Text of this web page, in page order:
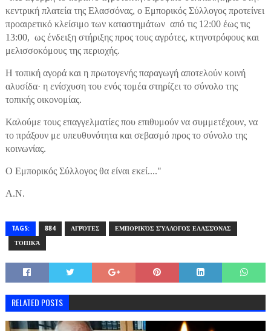
κεντρική πλατεία της Ελασσόνας, ο Εμπορικός Σύλλογος προτείνει
προαιρετικό κλείσιμο των καταστημάτων από τις 12:00 έως τις
13:00, ως ένδειξη στήριξης προς τους αγρότες, κτηνοτρόφους και
μελισσοκόμους της περιοχής.
Η τοπική αγορά και η πρωτογενής παραγωγή αποτελούν κοινή
αλυσίδα· η ενίσχυση του ενός τομέα στηρίζει το σύνολο της
τοπικής οικονομίας.
Καλούμε τους επαγγελματίες που επιθυμούν να συμμετέχουν, να
το πράξουν με υπευθυνότητα και σεβασμό προς το σύνολο της
κοινωνίας.
Ο Εμπορικός Σύλλογος θα είναι εκεί...."
Α.Ν.
TAGS: 884 ΑΓΡΌΤΕΣ ΕΜΠΟΡΙΚΌΣ ΣΎΛΛΟΓΟΣ ΕΛΑΣΣΌΝΑΣ
ΤΟΠΙΚΆ
RELATED POSTS